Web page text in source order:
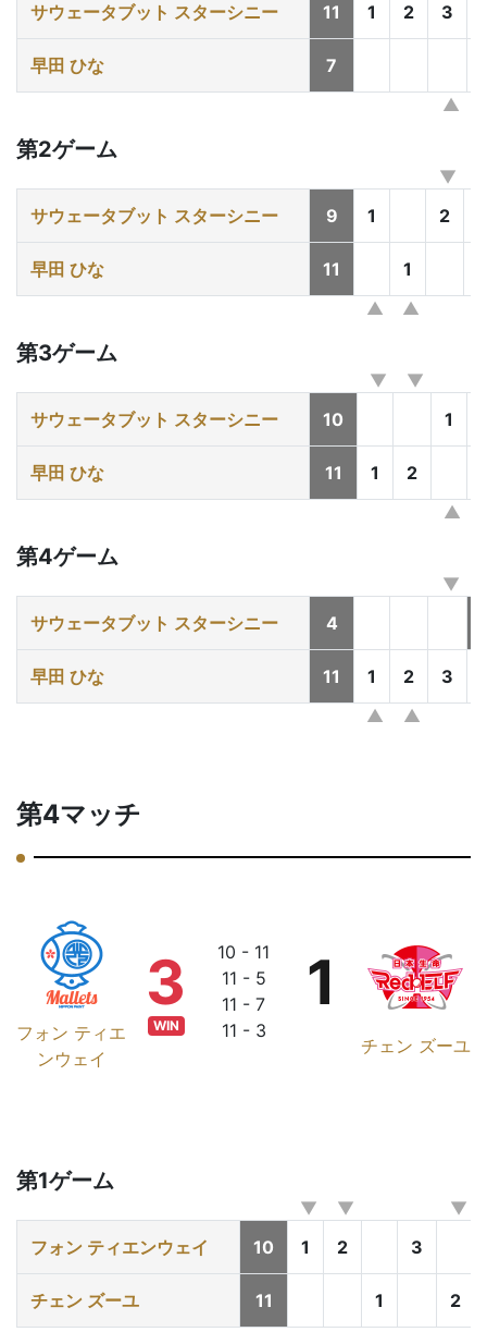
サウェータブット スターシニー 11 1 2 3
早田 ひな 7
第2ゲーム
サウェータブット スターシニー 9 1 2
早田 ひな 11 1
第3ゲーム
サウェータブット スターシニー 10 1
早田 ひな 11 1 2
第4ゲーム
サウェータブット スターシニー 4
早田 ひな 11 1 2 3
第4マッチ
フォン ティエ
ンウェイ
3
WIN
10 - 11
11 - 5
11 - 7
11 - 3
チェン ズーユ
1
第1ゲーム
フォン ティエンウェイ 10 1 2 3
チェン ズーユ 11 1 2